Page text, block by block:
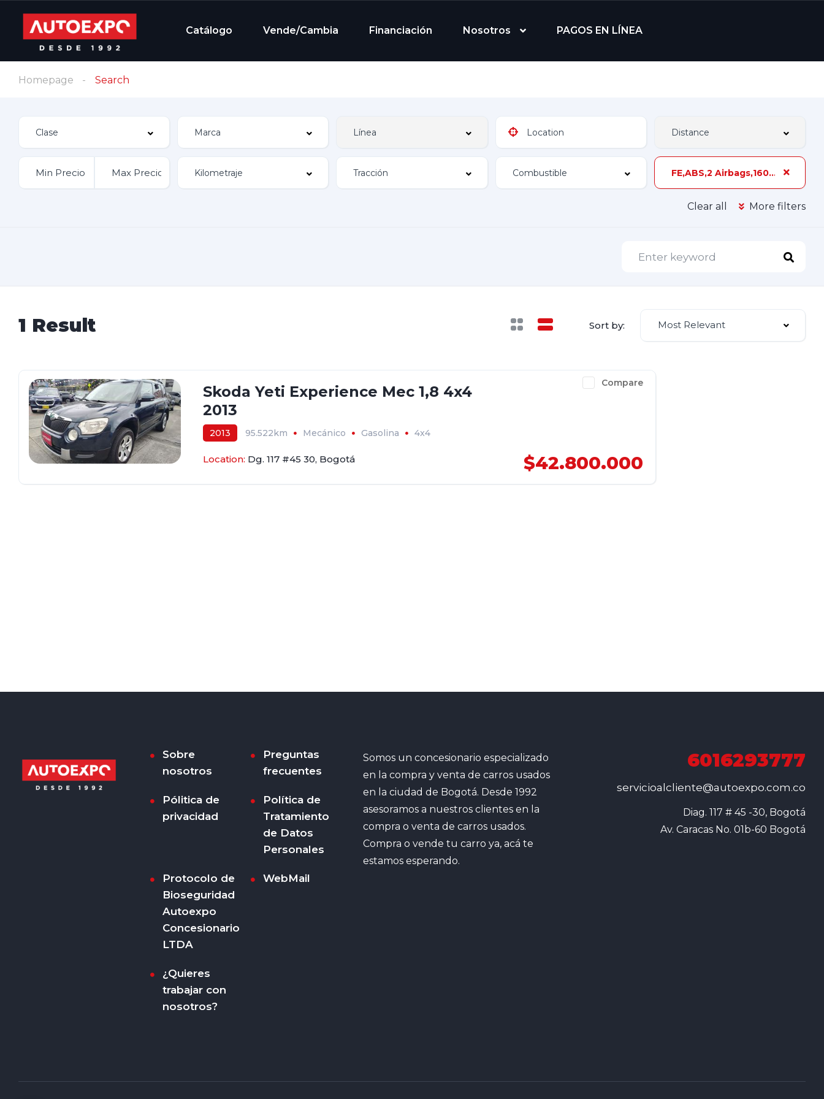
Catálogo Vende/Cambia Financiación Nosotros PAGOS EN LÍNEA
Homepage Search
FE,ABS,2 Airbags,160 hp,3 Dueños,Z-2A
Clear all More filters
1 Result Sort by: Most Relevant
Compare
Skoda Yeti Experience Mec 1,8 4x4
2013
2013 95.522km Mecánico Gasolina
4x4
Location: Dg. 117 #45 30, Bogotá $42.800.000
Sobre
nosotros
Preguntas
frecuentes
Pólitica de
privacidad
Política de
Tratamiento
de Datos
Personales
Protocolo de
Bioseguridad
Autoexpo
Concesionario
LTDA
WebMail
¿Quieres
trabajar con
nosotros?
Somos un concesionario especializado
en la compra y venta de carros usados
en la ciudad de Bogotá. Desde 1992
asesoramos a nuestros clientes en la
compra o venta de carros usados.
Compra o vende tu carro ya, acá te
estamos esperando.
6016293777
servicioalcliente@autoexpo.com.co
Diag. 117 # 45 -30, Bogotá
Av. Caracas No. 01b-60 Bogotá